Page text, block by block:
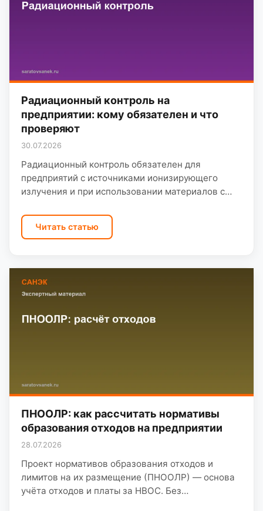
Радиационный контроль на
предприятии: кому обязателен и что
проверяют
30.07.2026
Радиационный контроль обязателен для
предприятий с источниками ионизирующего
излучения и при использовании материалов с
Директор медучреждения, карьера или
производства стройматериалов должен
Читать статью
ПНООЛР: как рассчитать нормативы
образования отходов на предприятии
28.07.2026
Проект нормативов образования отходов и
лимитов на их размещение (ПНООЛР) — основа
учёта отходов и платы за НВОС. Без